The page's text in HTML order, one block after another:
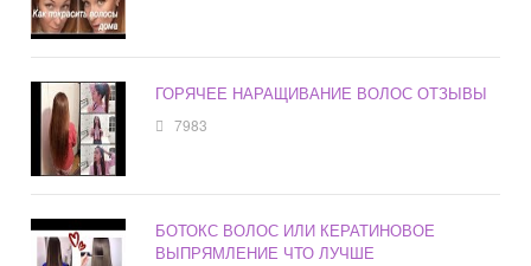
ГОРЯЧЕЕ НАРАЩИВАНИЕ ВОЛОС ОТЗЫВЫ
7983
БОТОКС ВОЛОС ИЛИ КЕРАТИНОВОЕ
ВЫПРЯМЛЕНИЕ ЧТО ЛУЧШЕ